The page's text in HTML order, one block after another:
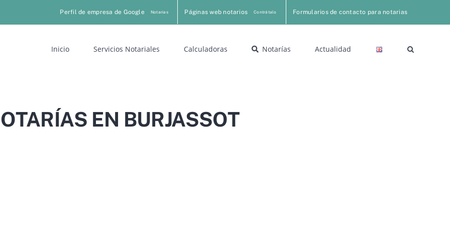
Perfil de empresa de Google Notarias Páginas web notarios Contrátalo Formularios de contacto para notarias
Inicio Servicios Notariales Calculadoras Notarías Actualidad
EN BURJASSOT